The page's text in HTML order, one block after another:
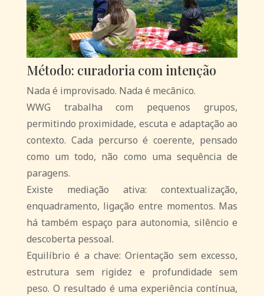
Método: curadoria com intenção
Nada é improvisado. Nada é mecânico.
WWG trabalha com pequenos grupos,
permitindo proximidade, escuta e adaptação ao
contexto. Cada percurso é coerente, pensado
como um todo, não como uma sequência de
paragens.
Existe mediação ativa: contextualização,
enquadramento, ligação entre momentos. Mas
há também espaço para autonomia, silêncio e
descoberta pessoal.
Equilíbrio é a chave: Orientação sem excesso,
estrutura sem rigidez e profundidade sem
peso. O resultado é uma experiência contínua,